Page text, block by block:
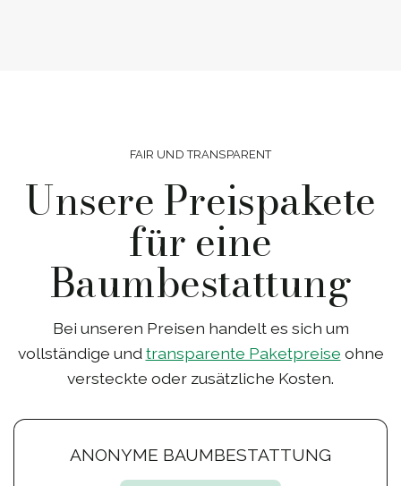
FAIR UND TRANSPARENT
Unsere Preispakete
für eine
Baumbestattung
Bei unseren Preisen handelt es sich um
vollständige und transparente Paketpreise ohne
versteckte oder zusätzliche Kosten.
ANONYME BAUMBESTATTUNG